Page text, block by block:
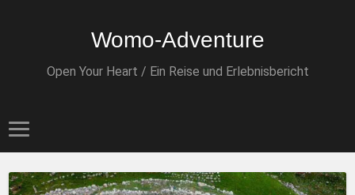
Womo-Adventure
Open Your Heart / Ein Reise und Erlebnisbericht